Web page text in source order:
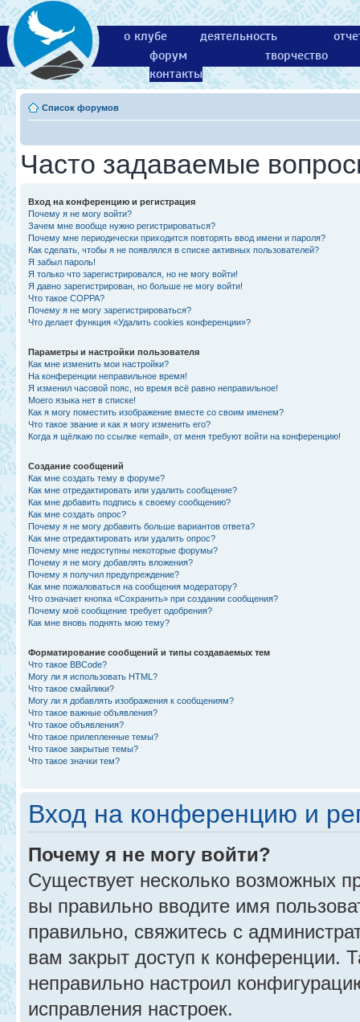
о клубе деятельность
форум
творчество
контакты
Список форумов
Часто задаваемые
Вход на конференцию и регистрация
Почему я не могу войти?
Зачем мне вообще нужно регистрироваться?
Почему мне периодически приходится повторять ввод имени и пароля?
Как сделать, чтобы я не появлялся в списке активных пользователей?
Я забыл пароль!
Я только что зарегистрировался, но не могу войти!
Я давно зарегистрирован, но больше не могу войти!
Что такое COPPA?
Почему я не могу зарегистрироваться?
Что делает функция «Удалить cookies конференции»?
Параметры и настройки пользователя
Как мне изменить мои настройки?
На конференции неправильное время!
Я изменил часовой пояс, но время всё равно неправильное!
Моего языка нет в списке!
Как я могу поместить изображение вместе со своим именем?
Что такое звание и как я могу изменить его?
Когда я щёлкаю по ссылке «email», от меня требуют войти на конференцию!
Создание сообщений
Как мне создать тему в форуме?
Как мне отредактировать или удалить сообщение?
Как мне добавить подпись к своему сообщению?
Как мне создать опрос?
Почему я не могу добавить больше вариантов ответа?
Как мне отредактировать или удалить опрос?
Почему мне недоступны некоторые форумы?
Почему я не могу добавлять вложения?
Почему я получил предупреждение?
Как мне пожаловаться на сообщения модератору?
Что означает кнопка «Сохранить» при создании сообщения?
Почему моё сообщение требует одобрения?
Как мне вновь поднять мою тему?
Форматирование сообщений и типы создаваемых тем
Что такое BBCode?
Могу ли я использовать HTML?
Что такое смайлики?
Могу ли я добавлять изображения к сообщениям?
Что такое важные объявления?
Что такое объявления?
Что такое прилепленные темы?
Что такое закрытые темы?
Что такое значки тем?
Вход на конференцию и
Почему я не могу войти?
Существует несколько возможных
вы правильно вводите имя
правильно, свяжитесь с
вам закрыт доступ к конференции.
неправильно настроил
исправления настроек.